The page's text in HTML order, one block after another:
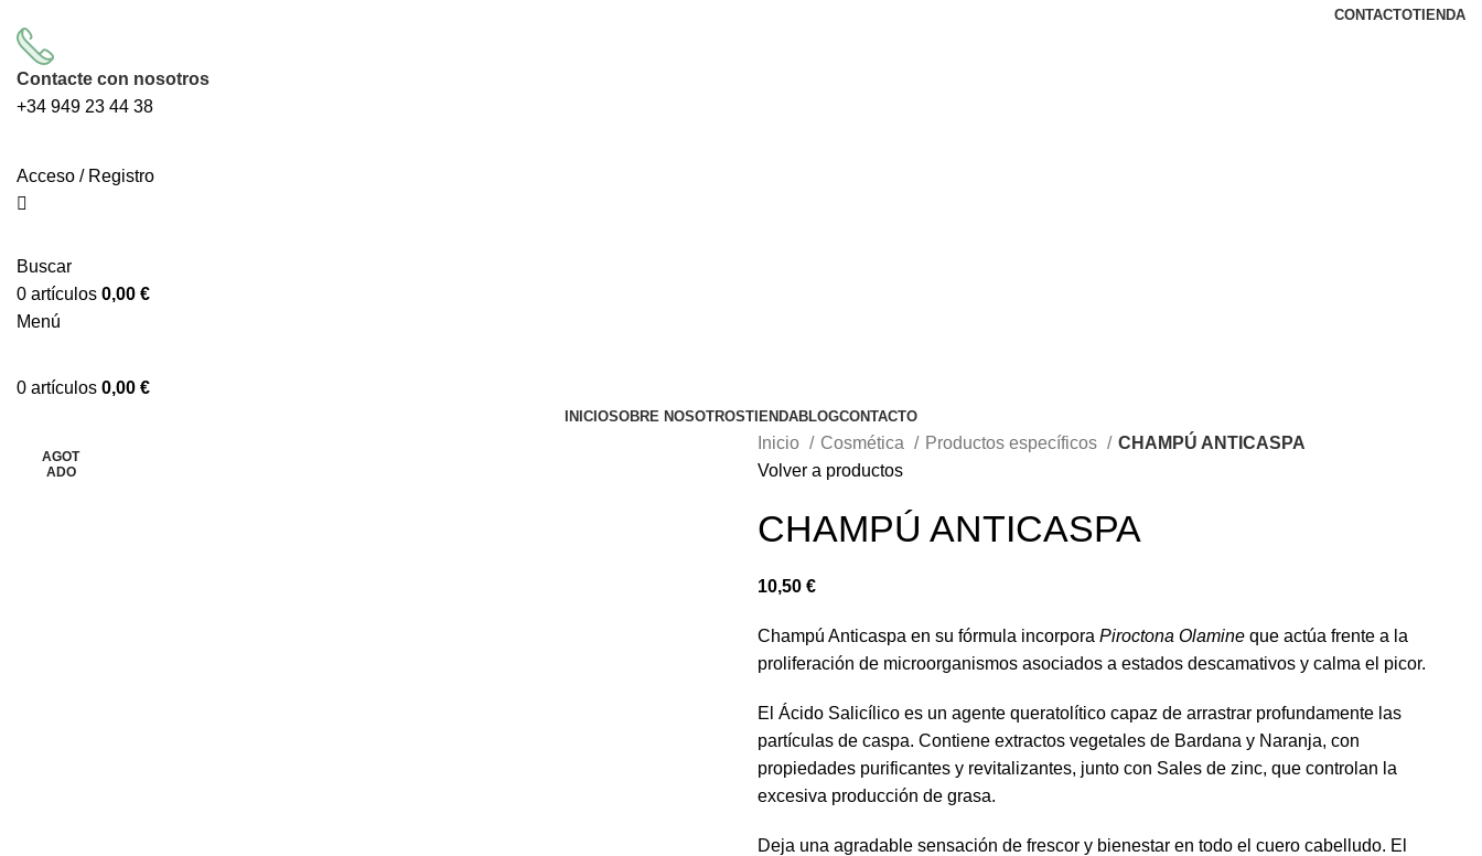
CONTACTOTIENDA
Contacte con nosotros
+34 949 23 44 38
Acceso / Registro
Buscar
0 artículos 0,00 €
Menú
0 artículos 0,00 €
INICIOSOBRE NOSOTROSTIENDABLOGCONTACTO
Inicio Cosmética Productos específicos
CHAMPÚ ANTICASPA
Volver a productos
CHAMPÚ ANTICASPA
10,50 €
Champú Anticaspa en su fórmula incorpora Piroctona Olamine que actúa frente a la
proliferación de microorganismos asociados a estados descamativos y calma el picor.
El Ácido Salicílico es un agente queratolítico capaz de arrastrar profundamente las
partículas de caspa. Contiene extractos vegetales de Bardana y Naranja, con
propiedades purificantes y revitalizantes, junto con Sales de zinc, que controlan la
excesiva producción de grasa.
Deja una agradable sensación de frescor y bienestar en todo el cuero cabelludo. El
AGOT
ADO